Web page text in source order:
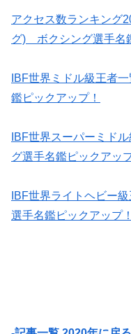
アクセス数ランキング
グ) ボクシング選手名
IBF世界ミドル級王者
鑑ピックアップ！
IBF世界スーパーミド
グ選手名鑑ピックアッ
IBF世界ライトヘビー
選手名鑑ピックアップ！